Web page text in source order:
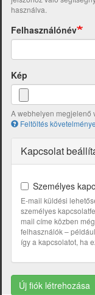
használva.
Felhasználónév
Kép
A webhelyen megjelenő
Feltöltés
Kapcsolat
Személyes
E-mail küldési
személyes
mail címe közben
felhasználók –
így a kapcsolatot, ha
Új fiók létrehozása